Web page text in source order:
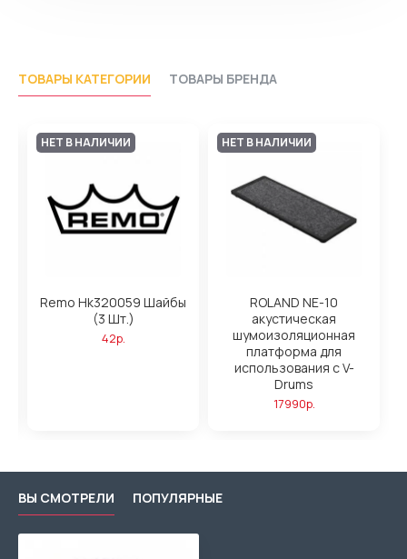
ТОВАРЫ КАТЕГОРИИ ТОВАРЫ БРЕНДА
НЕТ В НАЛИЧИИ
Remo Hk320059 Шайбы
(3 Шт.)
42р.
НЕТ В НАЛИЧИИ
ROLAND NE-10
акустическая
шумоизоляционная
платформа для
использования с V-
Drums
17990р.
ВЫ СМОТРЕЛИ ПОПУЛЯРНЫЕ